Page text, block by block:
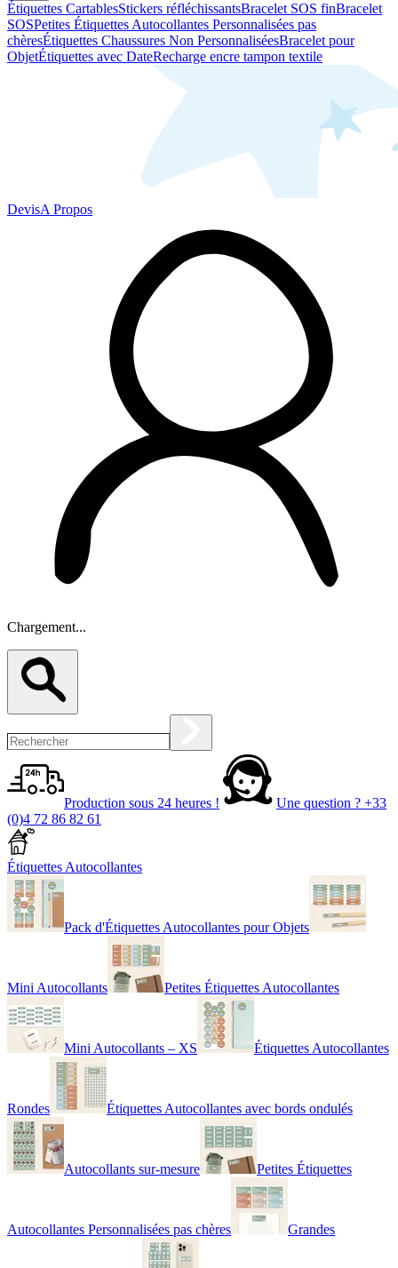
Étiquettes CartablesStickers réfléchissantsBracelet SOS finBracelet
SOSPetites Étiquettes Autocollantes Personnalisées pas
chèresÉtiquettes Chaussures Non PersonnaliséesBracelet pour
ObjetÉtiquettes avec DateRecharge encre tampon textile
DevisA Propos
Chargement...
Production sous 24 heures ! Une question ? +33
(0)4 72 86 82 61
Étiquettes Autocollantes
Pack d'Étiquettes Autocollantes pour Objets
Mini Autocollants Petites Étiquettes Autocollantes
Mini Autocollants – XS Étiquettes Autocollantes
Rondes Étiquettes Autocollantes avec bords ondulés
Autocollants sur-mesure Petites Étiquettes
Autocollantes Personnalisées pas chères Grandes